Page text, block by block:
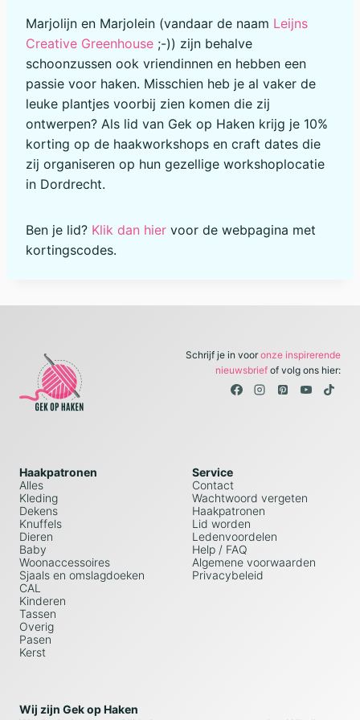
Marjolijn en Marjolein (vandaar de naam Leijns
Creative Greenhouse ;-)) zijn behalve
schoonzussen ook vriendinnen en hebben een
passie voor haken. Misschien heb je al vaker de
leuke plantjes voorbij zien komen die zij
ontwerpen? Als lid van Gek op Haken krijg je 10%
korting op de haakworkshops en craft dates die
zij organiseren op hun gezellige workshoplocatie
in Dordrecht.
Ben je lid? Klik dan hier voor de webpagina met
kortingscodes.
Schrijf je in vooronze inspirerende
nieuwsbriefof volg ons hier:
Haakpatronen
Alles
Kleding
Dekens
Knuffels
Dieren
Baby
Woonaccessoires
Sjaals en omslagdoeken
CAL
Kinderen
Tassen
Overig
Pasen
Kerst
Service
Contact
Wachtwoord vergeten
Haakpatronen
Lid worden
Ledenvoordelen
Help / FAQ
Algemene voorwaarden
Privacybeleid
Wij zijn Gek op Haken